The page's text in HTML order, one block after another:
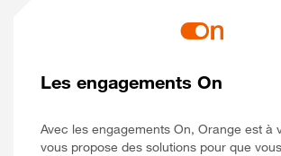
Les engagements On
Avec les engagements On, Orange est à
vous propose des solutions pour que